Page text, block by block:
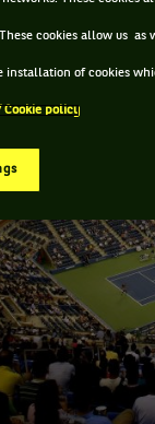
cookies allow us as
installation of cookies
Cookie policy